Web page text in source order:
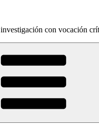
con vocación